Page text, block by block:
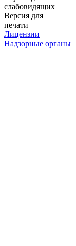
слабовидящих
Версия для
печати
Лицензии
Надзорные органы